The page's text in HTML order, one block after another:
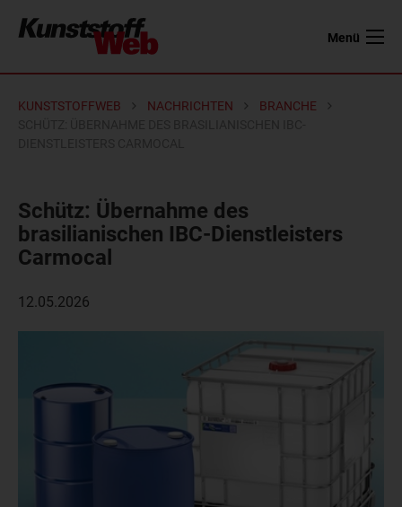
Menü
KUNSTSTOFFWEB NACHRICHTEN
BRANCHE
Schütz: Übernahme des
brasilianischen IBC-Dienstleisters
Carmocal
12.05.2026